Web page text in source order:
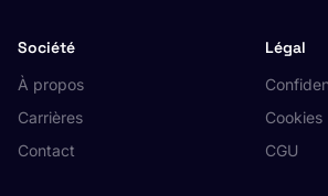
Société
À propos
Carrières
Contact
Légal
Cookies
CGU